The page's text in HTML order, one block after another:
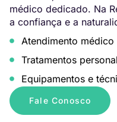
médico dedicado. Na
a confiança e a
Atendimento
Tratamentos
Equipamentos e
Fale Conosco